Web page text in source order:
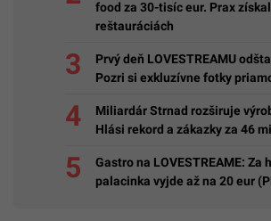
food za 30-tisíc eur. Prax
reštauráciách
Prvý deň LOVESTREAMU
Pozri si exkluzívne fotky
Miliardár Strnad rozširuje
Hlási rekord a zákazky za 46
Gastro na LOVESTREAME: Za
palacinka vyjde až na 20 eur